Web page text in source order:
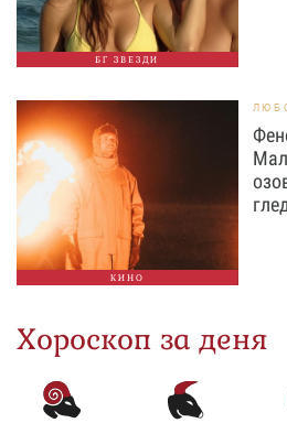
БГ ЗВЕЗДИ
КИНО
Хороскоп за деня